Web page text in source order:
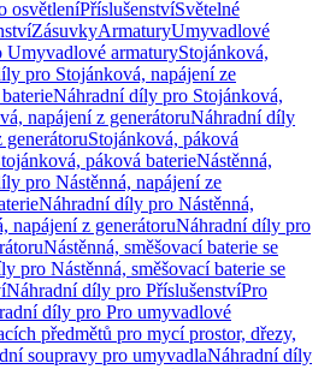
osvětleníPříslušenstvíSvětelné
ZásuvkyArmaturyUmyvadlové
armaturyStojánková,
pro Stojánková, napájení ze
Náhradní díly pro Stojánková,
napájení z generátoruNáhradní díly
Stojánková, páková
páková baterieNástěnná,
pro Nástěnná, napájení ze
Náhradní díly pro Nástěnná,
napájení z generátoruNáhradní díly pro
Nástěnná, směšovací baterie se
pro Nástěnná, směšovací baterie se
Náhradní díly pro PříslušenstvíPro
díly pro Pro umyvadlové
předmětů pro mycí prostor, dřezy,
soupravy pro umyvadlaNáhradní díly